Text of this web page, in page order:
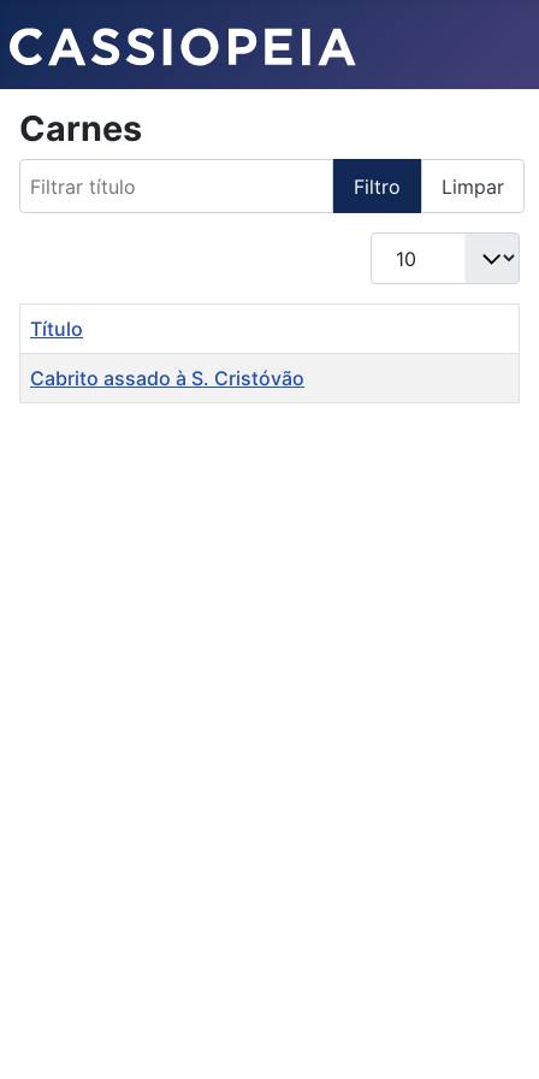
Carnes
Filtrar título
Filtro Limpar
Qtd. a exibir
Título
Cabrito assado à S. Cristóvão